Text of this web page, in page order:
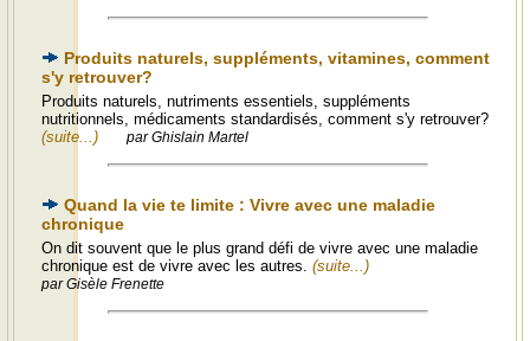
Produits naturels, suppléments, vitamines, comment
s'y retrouver?
Produits naturels, nutriments essentiels, suppléments
nutritionnels, médicaments standardisés, comment s'y retrouver?
(suite...)
par Ghislain Martel
Quand la vie te limite : Vivre avec une maladie
chronique
On dit souvent que le plus grand défi de vivre avec une maladie
chronique est de vivre avec les autres. (suite...)
par Gisèle Frenette